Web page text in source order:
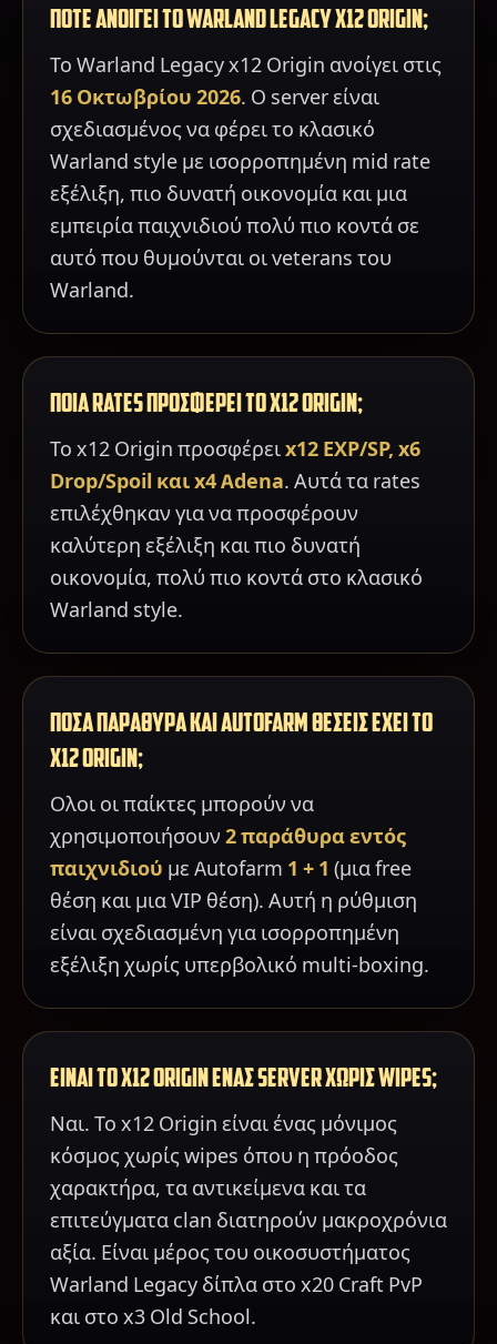
ΠΟΤΕ ΑΝΟΙΓΕΙ ΤΟ WARLAND LEGACY X12 ORIGIN;
Το Warland Legacy x12 Origin ανοίγει στις
16 Οκτωβρίου 2026. Ο server είναι
σχεδιασμένος να φέρει το κλασικό
Warland style με ισορροπημένη mid rate
εξέλιξη, πιο δυνατή οικονομία και μια
εμπειρία παιχνιδιού πολύ πιο κοντά σε
αυτό που θυμούνται οι veterans του
Warland.
ΠΟΙΑ RATES ΠΡΟΣΦΕΡΕΙ ΤΟ X12 ORIGIN;
Το x12 Origin προσφέρειx12 EXP/SP, x6
Drop/Spoil και x4 Adena. Αυτά τα rates
επιλέχθηκαν για να προσφέρουν
καλύτερη εξέλιξη και πιο δυνατή
οικονομία, πολύ πιο κοντά στο κλασικό
Warland style.
ΠΟΣΑ ΠΑΡΑΘΥΡΑ ΚΑΙ AUTOFARM ΘΕΣΕΙΣ ΕΧΕΙ ΤΟ
X12 ORIGIN;
Ολοι οι παίκτες μπορούν να
χρησιμοποιήσουν 2 παράθυρα εντός
παιχνιδιού με Autofarm 1 + 1 (μια free
θέση και μια VIP θέση). Αυτή η ρύθμιση
είναι σχεδιασμένη για ισορροπημένη
εξέλιξη χωρίς υπερβολικό multi-boxing.
ΕΙΝΑΙ ΤΟ X12 ORIGIN ΕΝΑΣ SERVER ΧΩΡΙΣ WIPES;
Ναι. Το x12 Origin είναι ένας μόνιμος
κόσμος χωρίς wipes όπου η πρόοδος
χαρακτήρα, τα αντικείμενα και τα
επιτεύγματα clan διατηρούν μακροχρόνια
αξία. Είναι μέρος του οικοσυστήματος
Warland Legacy δίπλα στο x20 Craft PvP
και στο x3 Old School.